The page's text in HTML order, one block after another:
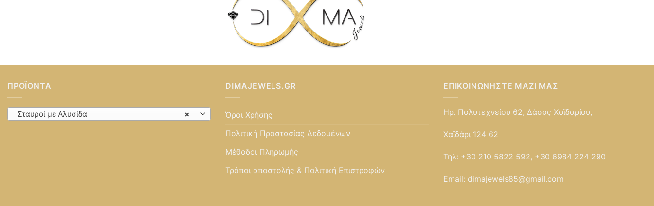
ΠΡΟΪΌΝΤΑ
×
Σταυροί με Αλυσίδα
DIMAJEWELS.GR
Όροι Χρήσης
Πολιτική Προστασίας Δεδομένων
Μέθοδοι Πληρωμής
Τρόποι αποστολής & Πολιτική Επιστροφών
ΕΠΙΚΟΙΝΩΝΉΣΤΕ ΜΑΖΊ ΜΑΣ
Ηρ. Πολυτεχνείου 62, Δάσος Χαϊδαρίου,
Χαϊδάρι 124 62
Τηλ: +30 210 5822 592, +30 6984 224 290
Email: dimajewels85@gmail.com